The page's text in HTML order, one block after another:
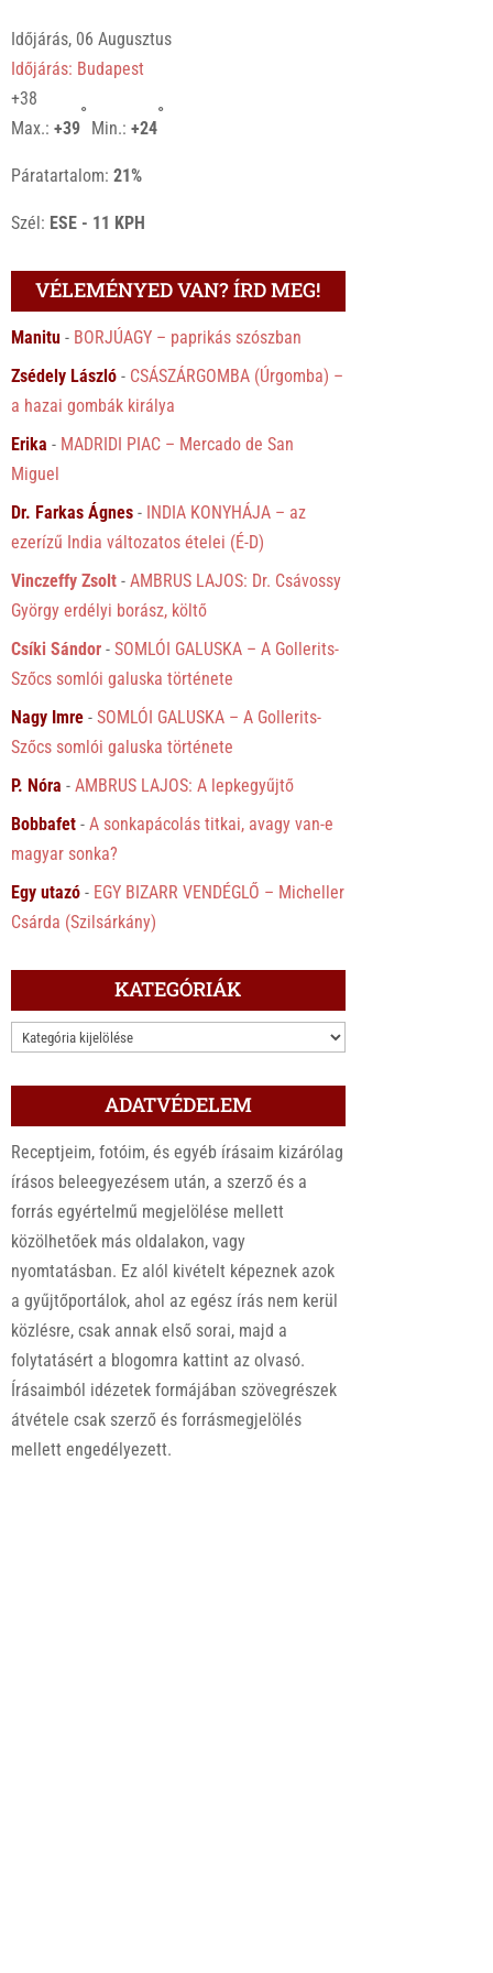
Időjárás, 06 Augusztus
Időjárás: Budapest
+38
Max.:+39
°
Min.:+24
°
Páratartalom:21%
Szél: ESE - 11 KPH
VÉLEMÉNYED VAN? ÍRD MEG!
Manitu - BORJÚAGY – paprikás szószban
Zsédely László - CSÁSZÁRGOMBA (Úrgomba) –
a hazai gombák királya
Erika - MADRIDI PIAC – Mercado de San
Miguel
Dr. Farkas Ágnes - INDIA KONYHÁJA – az
ezerízű India változatos ételei (É-D)
Vinczeffy Zsolt -AMBRUS LAJOS: Dr. Csávossy
György erdélyi borász, költő
Csíki Sándor -SOMLÓI GALUSKA – A Gollerits-
Szőcs somlói galuska története
Nagy Imre -SOMLÓI GALUSKA – A Gollerits-
Szőcs somlói galuska története
P. Nóra -AMBRUS LAJOS: A lepkegyűjtő
Bobbafet -A sonkapácolás titkai, avagy van-e
magyar sonka?
Egy utazó - EGY BIZARR VENDÉGLŐ – Micheller
Csárda (Szilsárkány)
KATEGÓRIÁK
KATEGÓRIÁK
ADATVÉDELEM
Receptjeim, fotóim, és egyéb írásaim kizárólag
írásos beleegyezésem után, a szerző és a
forrás egyértelmű megjelölése mellett
közölhetőek más oldalakon, vagy
nyomtatásban. Ez alól kivételt képeznek azok
a gyűjtőportálok, ahol az egész írás nem kerül
közlésre, csak annak első sorai, majd a
folytatásért a blogomra kattint az olvasó.
Írásaimból idézetek formájában szövegrészek
átvétele csak szerző és forrásmegjelölés
mellett engedélyezett.